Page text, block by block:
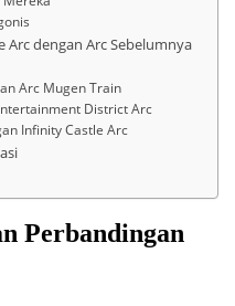
dengan Arc Sebelumnya
Arc Mugen Train
District Arc
Infinity Castle Arc
Perbandingan